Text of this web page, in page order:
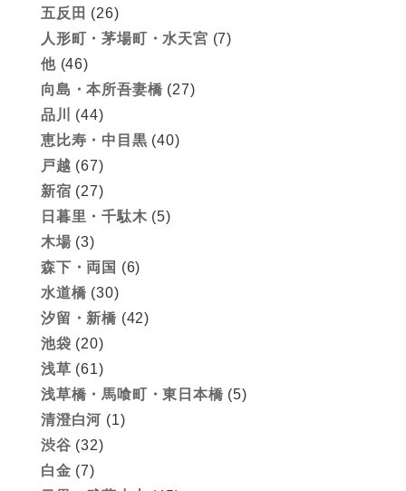
五反田 (26)
人形町・茅場町・水天宮 (7)
他(46)
向島・本所吾妻橋 (27)
品川
(44)
恵比寿・中目黒 (40)
戸越 (67)
新宿 (27)
日暮里・千駄木 (5)
木場 (3)
森下・両国 (6)
水道橋 (30)
汐留・新橋 (42)
池袋 (20)
浅草 (61)
浅草橋・馬喰町・東日本橋 (5)
清澄白河 (1)
渋谷 (32)
白金 (7)